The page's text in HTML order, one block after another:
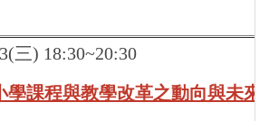
三) 18:30~20:30
學課程與教學改革之動向與未來